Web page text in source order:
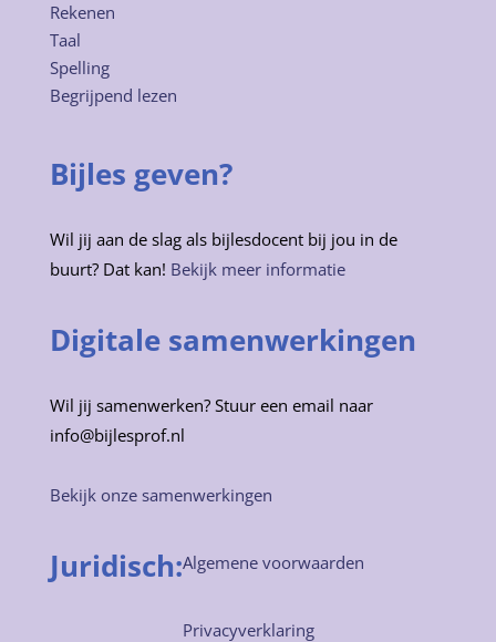
Rekenen
Taal
Spelling
Begrijpend lezen
Bijles geven?
Wil jij aan de slag als bijlesdocent bij jou in de
buurt? Dat kan! Bekijk meer informatie
Digitale samenwerkingen
Wil jij samenwerken? Stuur een email naar
info@bijlesprof.nl
Bekijk onze samenwerkingen
Juridisch:Algemene voorwaarden
Privacyverklaring